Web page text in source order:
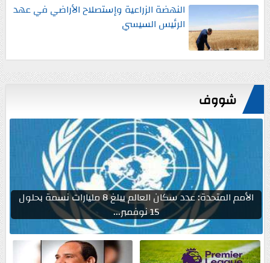
النهضة الزراعية وإستصلاح الأراضي في عهد
الرئيس السيسي
شووف
الأمم المتحدة: عدد سكان العالم يبلغ 8 مليارات نسمة بحلول
15 نوفمبر...